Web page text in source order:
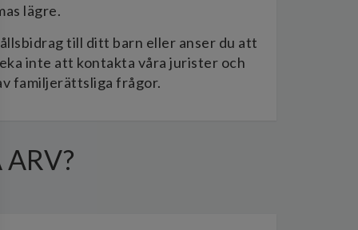
lägre.
till ditt barn eller anser du att
inte att kontakta våra jurister och
familjerättsliga frågor.